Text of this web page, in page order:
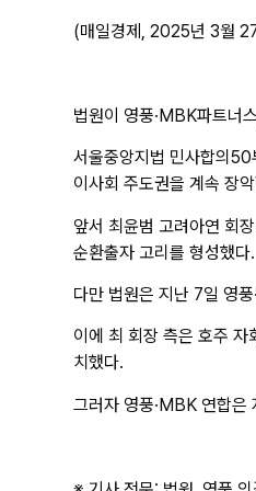
(매일경제, 2025년 3월
법원이 영풍·MBK파트너
서울중앙지법 민사합의50
이사회 주도권을 계속 장
앞서 최윤범 고려아연 회
순환출자 고리를 형성했다.
다만 법원은 지난 7일 영
이에 최 회장 측은 호주
치했다.
그러자 영풍·MBK 연합은